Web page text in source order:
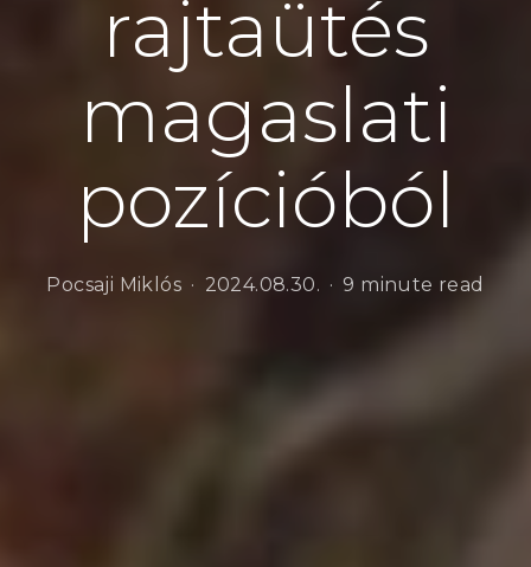
rajtaütés
magaslati
pozícióból
Pocsaji Miklós 2024.08.30. 9 minute read